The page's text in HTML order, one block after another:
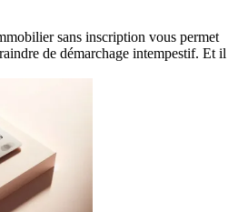
sans inscription vous permet
de démarchage intempestif. Et il